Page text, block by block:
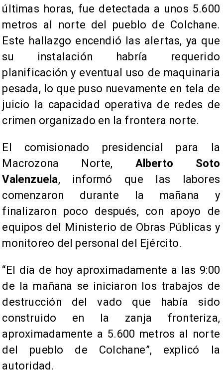
últimas horas, fue detectada a unos 5.600
metros al norte del pueblo de Colchane.
Este hallazgo encendió las alertas, ya que
su instalación habría requerido
planificación y eventual uso de maquinaria
pesada, lo que puso nuevamente en tela de
juicio la capacidad operativa de redes de
crimen organizado en la frontera norte.
El comisionado presidencial para la
Macrozona Norte, Alberto Soto
Valenzuela, informó que las labores
comenzaron durante la mañana y
finalizaron poco después, con apoyo de
equipos del Ministerio de Obras Públicas y
monitoreo del personal del Ejército.
“El día de hoy aproximadamente a las 9:00
de la mañana se iniciaron los trabajos de
destrucción del vado que había sido
construido en la zanja fronteriza,
aproximadamente a 5.600 metros al norte
del pueblo de Colchane”, explicó la
autoridad.